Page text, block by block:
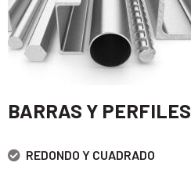
BARRAS Y PERFILES
REDONDO Y CUADRADO